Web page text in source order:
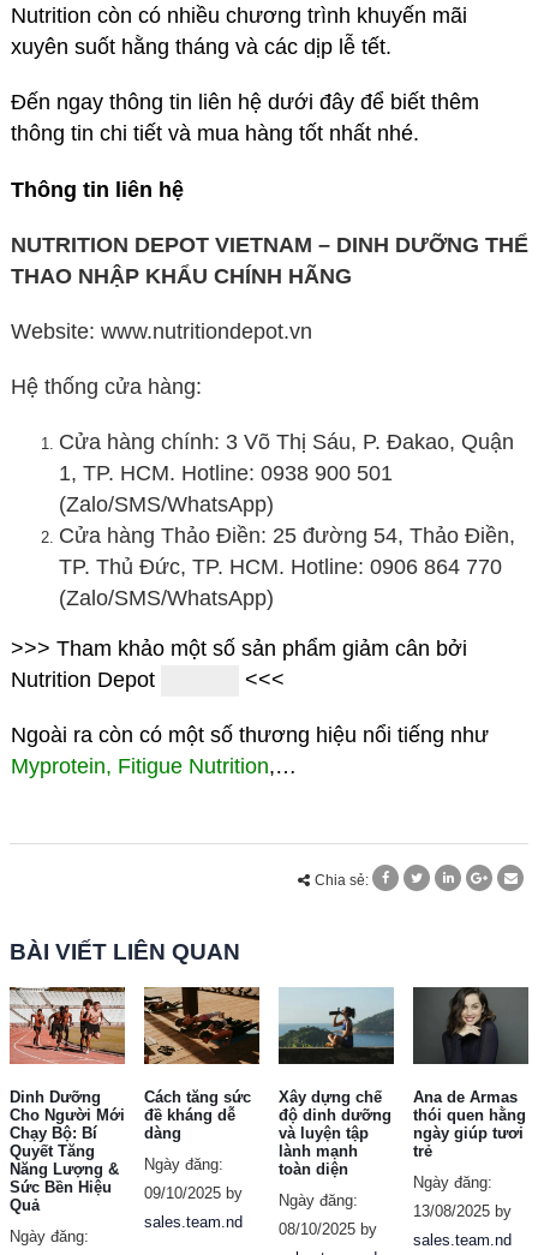
Nutrition còn có nhiều chương trình khuyến mãi
xuyên suốt hằng tháng và các dịp lễ tết.
Đến ngay thông tin liên hệ dưới đây để biết thêm
thông tin chi tiết và mua hàng tốt nhất nhé.
Thông tin liên hệ
NUTRITION DEPOT VIETNAM – DINH DƯỠNG THỂ
THAO NHẬP KHẨU CHÍNH HÃNG
Website: www.nutritiondepot.vn
Hệ thống cửa hàng:
Cửa hàng chính: 3 Võ Thị Sáu, P. Đakao, Quận
1, TP. HCM. Hotline: 0938 900 501
(Zalo/SMS/WhatsApp)
Cửa hàng Thảo Điền: 25 đường 54, Thảo Điền,
TP. Thủ Đức, TP. HCM. Hotline: 0906 864 770
(Zalo/SMS/WhatsApp)
>>> Tham khảo một số sản phẩm giảm cân bởi
Nutrition Depot
<<<
Ngoài ra còn có một số thương hiệu nổi tiếng như
Myprotein, Fitigue Nutrition,…
Chia sẻ:
BÀI VIẾT LIÊN QUAN
Dinh Dưỡng
Cho Người Mới
Chạy Bộ: Bí
Quyết Tăng
Năng Lượng &
Sức Bền Hiệu
Quả
Ngày đăng:
Cách tăng sức
đề kháng dễ
dàng
Ngày đăng:
09/10/2025 by
sales.team.nd
Xây dựng chế
độ dinh dưỡng
và luyện tập
lành mạnh
toàn diện
Ngày đăng:
08/10/2025 by
Ana de Armas
thói quen hằng
ngày giúp tươi
trẻ
Ngày đăng:
13/08/2025 by
sales.team.nd